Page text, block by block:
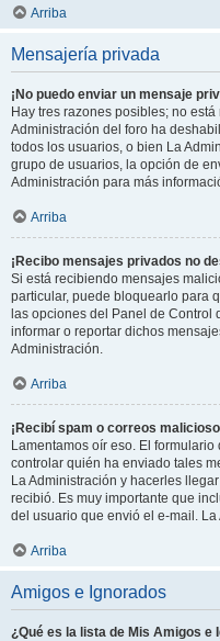
Arriba
Mensajería privada
¡No puedo enviar un mensaje
Hay tres razones posibles; no
Administración del foro ha
todos los usuarios, o bien La
grupo de usuarios, la opción de
Administración para más
Arriba
¡Recibo mensajes privados no
Si está recibiendo mensajes
particular, puede bloquearlo para
las opciones del Panel de
informar o reportar dichos
Administración.
Arriba
¡Recibí spam o correos
Lamentamos oír eso. El
controlar quién ha enviado tales
La Administración y hacerles
recibió. Es muy importante que
del usuario que envió el e-mail.
Arriba
Amigos e Ignorados
¿Qué es la lista de Mis Amigos e